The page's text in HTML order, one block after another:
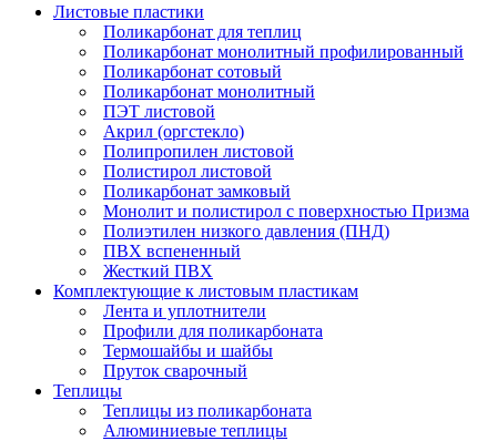
Листовые пластики
Поликарбонат для теплиц
Поликарбонат монолитный профилированный
Поликарбонат сотовый
Поликарбонат монолитный
ПЭТ листовой
Акрил (оргстекло)
Полипропилен листовой
Полистирол листовой
Поликарбонат замковый
Монолит и полистирол с поверхностью Призма
Полиэтилен низкого давления (ПНД)
ПВХ вспененный
Жесткий ПВХ
Комплектующие к листовым пластикам
Лента и уплотнители
Профили для поликарбоната
Термошайбы и шайбы
Пруток сварочный
Теплицы
Теплицы из поликарбоната
Алюминиевые теплицы